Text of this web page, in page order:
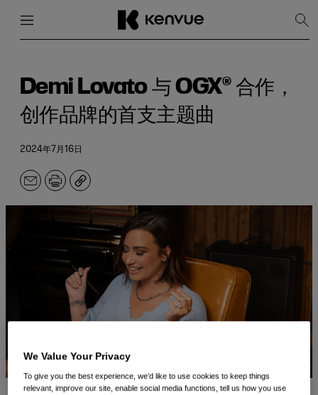
显
示
Demi Lovato 与 OGX® 合作，
创作品牌的首支主题曲
2024年7月16日
电
打
副
We Value Your Privacy
To give you the best experience, we’d like to use cookies to keep things
relevant, improve our site, enable social media functions, tell us how you use